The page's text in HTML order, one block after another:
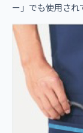
ー」でも使用され